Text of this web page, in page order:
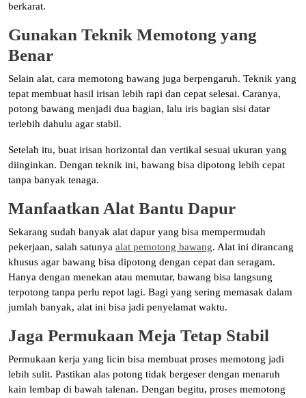
berkarat.
Gunakan Teknik Memotong yang
Benar
Selain alat, cara memotong bawang juga berpengaruh. Teknik yang
tepat membuat hasil irisan lebih rapi dan cepat selesai. Caranya,
potong bawang menjadi dua bagian, lalu iris bagian sisi datar
terlebih dahulu agar stabil.
Setelah itu, buat irisan horizontal dan vertikal sesuai ukuran yang
diinginkan. Dengan teknik ini, bawang bisa dipotong lebih cepat
tanpa banyak tenaga.
Manfaatkan Alat Bantu Dapur
Sekarang sudah banyak alat dapur yang bisa mempermudah
pekerjaan, salah satunya alat pemotong bawang. Alat ini dirancang
khusus agar bawang bisa dipotong dengan cepat dan seragam.
Hanya dengan menekan atau memutar, bawang bisa langsung
terpotong tanpa perlu repot lagi. Bagi yang sering memasak dalam
jumlah banyak, alat ini bisa jadi penyelamat waktu.
Jaga Permukaan Meja Tetap Stabil
Permukaan kerja yang licin bisa membuat proses memotong jadi
lebih sulit. Pastikan alas potong tidak bergeser dengan menaruh
kain lembap di bawah talenan. Dengan begitu, proses memotong